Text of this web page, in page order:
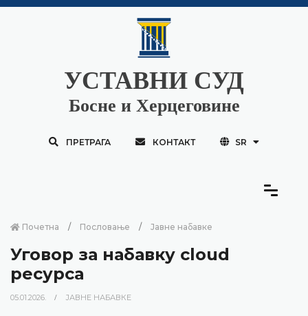
УСТАВНИ СУД
Босне и Херцеговине
ПРЕТРАГА КОНТАКТ SR
Почетна Пословање Јавне набавке
Уговор за набавку cloud
ресурса
05.01.2026. ЈАВНЕ НАБАВКЕ